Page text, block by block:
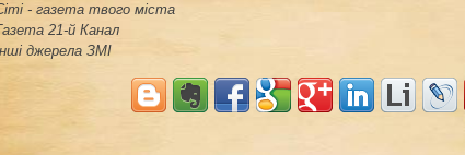
- газета твого міста
21-й Канал
джерела ЗМІ